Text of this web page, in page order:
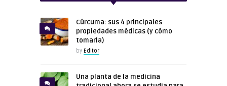
Cúrcuma: sus 4 principales
propiedades médicas (y cómo
tomarla)
by Editor
Una planta de la medicina